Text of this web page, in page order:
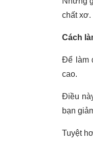
chất xơ.
Cách
Để làm
cao.
Điều
bạn
Tuyệt